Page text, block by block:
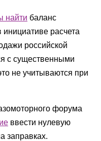
найти баланс
расчета
российской
с существенными
не учитываются при
форума
ввести нулевую
заправках.